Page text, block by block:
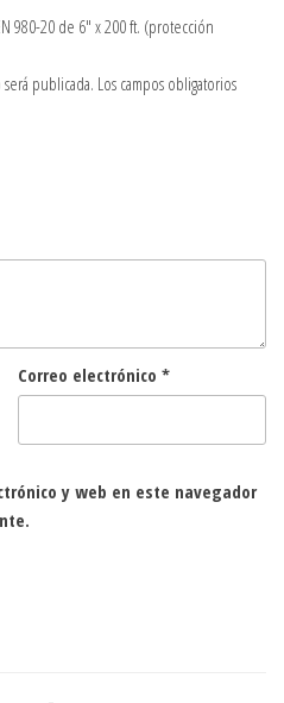
980-20 de 6″ x 200 ft. (protección
publicada. Los campos obligatorios
Correo electrónico *
y web en este navegador